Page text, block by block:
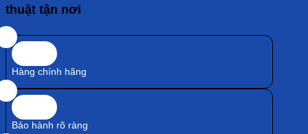
thuật tận nơi
Hàng chính hãng
Bảo hành rõ ràng